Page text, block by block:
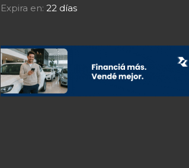
Expira en: 22 días